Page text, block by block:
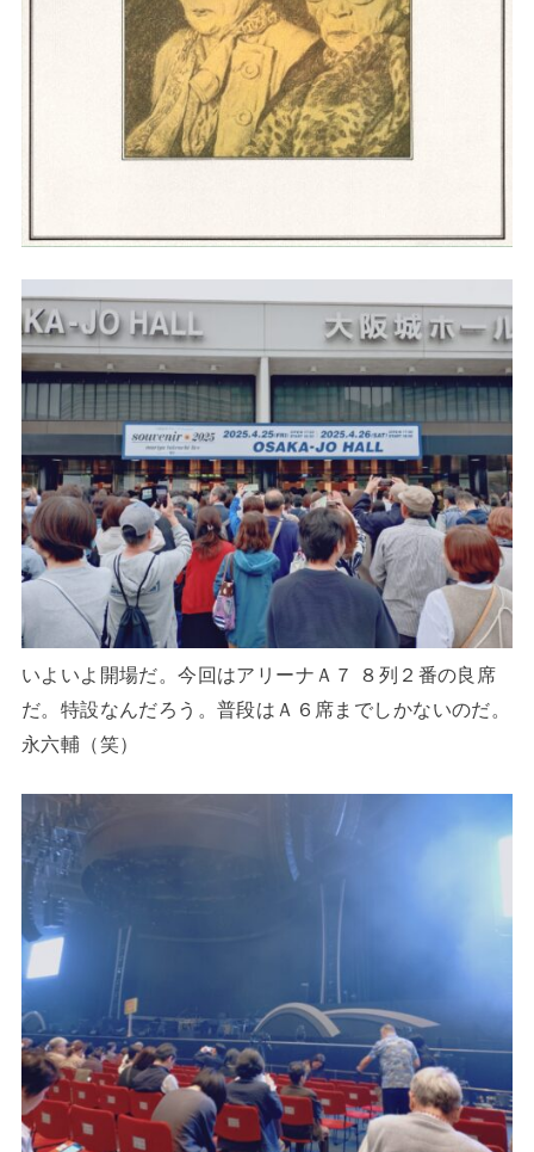
いよいよ開場だ。今回はアリーナＡ７ ８列２番の良席
だ。特設なんだろう。普段はＡ６席までしかないのだ。
永六輔（笑）